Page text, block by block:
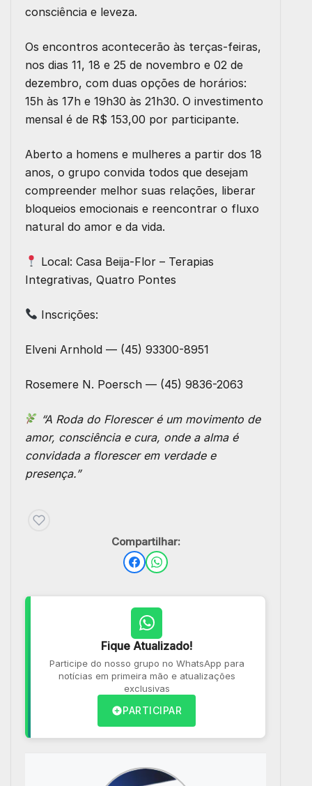
consciência e leveza.
Os encontros acontecerão às terças-feiras,
nos dias 11, 18 e 25 de novembro e 02 de
dezembro, com duas opções de horários:
15h às 17h e 19h30 às 21h30. O investimento
mensal é de R$ 153,00 por participante.
Aberto a homens e mulheres a partir dos 18
anos, o grupo convida todos que desejam
compreender melhor suas relações, liberar
bloqueios emocionais e reencontrar o fluxo
natural do amor e da vida.
Local: Casa Beija-Flor – Terapias
Integrativas, Quatro Pontes
Inscrições:
Elveni Arnhold — (45) 93300-8951
Rosemere N. Poersch — (45) 9836-2063
“A Roda do Florescer é um movimento de
amor, consciência e cura, onde a alma é
convidada a florescer em verdade e
presença.”
Compartilhar:
Fique Atualizado!
Participe do nosso grupo no WhatsApp para
notícias em primeira mão e atualizações
exclusivas
PARTICIPAR